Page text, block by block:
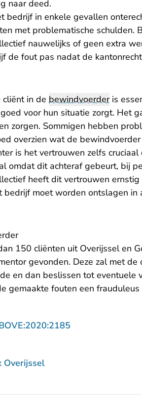
naar deed.
bedrijf in enkele gevallen
met problematische schulden.
nauwelijks of geen extra
de fout pas nadat de
in de bewindvoerderis
voor hun situatie zorgt. Het
zorgen. Sommigen hebben
overzien wat de
is het vertrouwen zelfs
omdat dit achteraf gebeurt, bij
heeft dit vertrouwen
bedrijf moet worden ontslagen
150 cliënten uit Overijssel en
gevonden. Deze zal met
en dan beslissen tot
gemaakte fouten een
Overijssel